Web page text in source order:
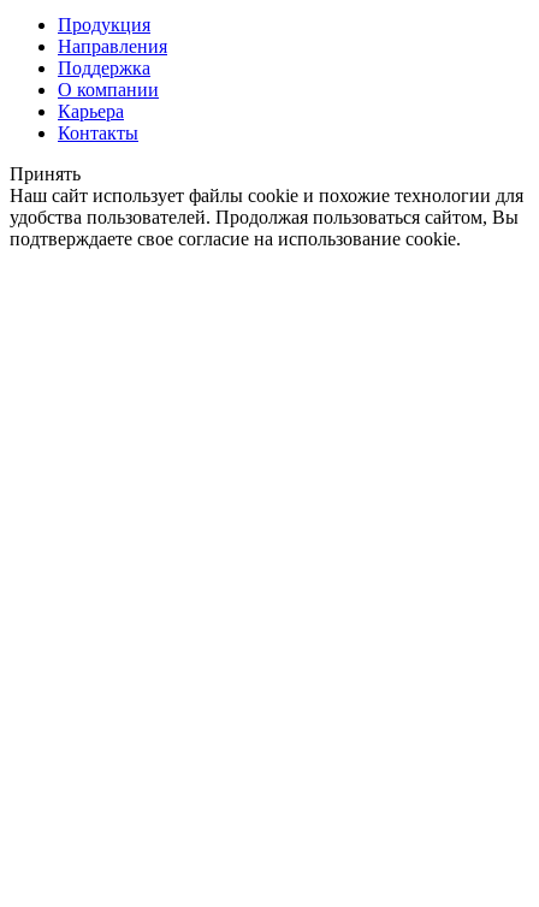
Продукция
Направления
Поддержка
О компании
Карьера
Контакты
Принять
Наш сайт использует файлы cookie и похожие технологии для
удобства пользователей. Продолжая пользоваться сайтом, Вы
подтверждаете свое согласие на использование cookie.